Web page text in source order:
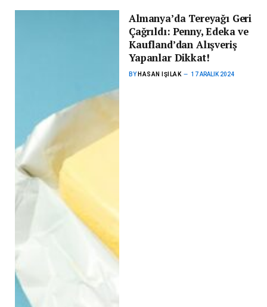
Almanya’da Tereyağı Geri
Çağrıldı: Penny, Edeka ve
Kaufland’dan Alışveriş
Yapanlar Dikkat!
BY HASAN IŞILAK 17 ARALIK 2024